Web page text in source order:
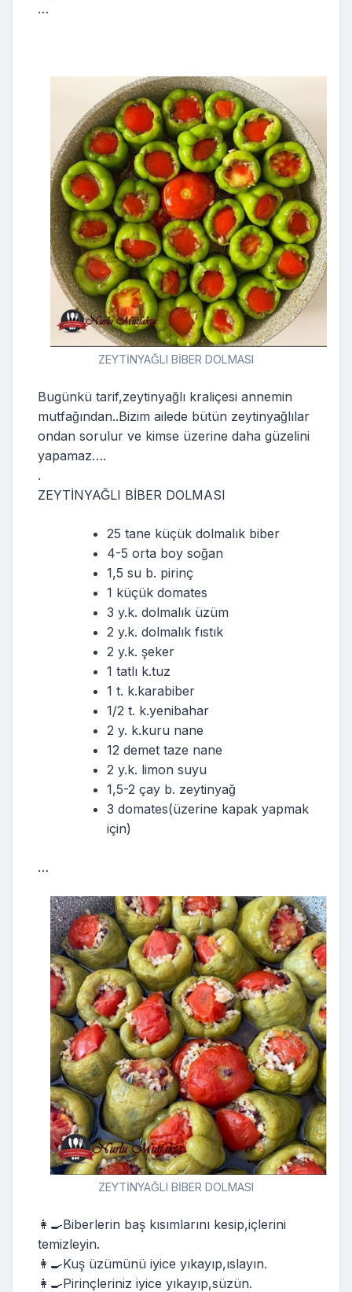
…
ZEYTİNYAĞLI BİBER DOLMASI
Bugünkü tarif,zeytinyağlı kraliçesi annemin
mutfağından..Bizim ailede bütün zeytinyağlılar
ondan sorulur ve kimse üzerine daha güzelini
yapamaz….
.
ZEYTİNYAĞLI BİBER DOLMASI
25 tane küçük dolmalık biber
4-5 orta boy soğan
1,5 su b. pirinç
1 küçük domates
3 y.k. dolmalık üzüm
2 y.k. dolmalık fıstık
2 y.k. şeker
1 tatlı k.tuz
1 t. k.karabiber
1/2 t. k.yenibahar
2 y. k.kuru nane
12 demet taze nane
2 y.k. limon suyu
1,5-2 çay b. zeytinyağ
3 domates(üzerine kapak yapmak
için)
…
ZEYTİNYAĞLI BİBER DOLMASI
👩‍🍳Biberlerin baş kısımlarını kesip,içlerini
temizleyin.
👩‍🍳Kuş üzümünü iyice yıkayıp,ıslayın.
👩‍🍳Pirinçleriniz iyice yıkayıp,süzün.